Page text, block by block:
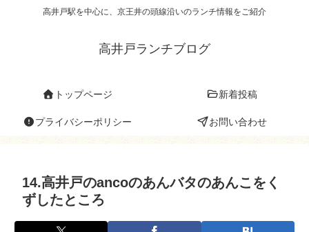
高井戸駅を中心に、京王井の頭線沿いのランチ情報をご紹介
高井戸ランチブログ
トップページ 新着投稿
プライバシーポリシー お問い合わせ
14.高井戸のancoのあんバタのあんこをく
ずしたところ